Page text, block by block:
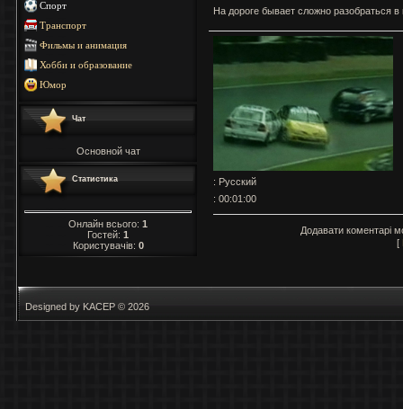
Спорт
Транспорт
Фильмы и анимация
Хобби и образование
Юмор
Чат
Основной чат
Статистика
Онлайн всього: 1
Гостей: 1
Користувачів: 0
На дороге бывает сложно разобраться в
: Русский
: 00:01:00
Додавати коментарі
[
Designed by KACEP © 2026